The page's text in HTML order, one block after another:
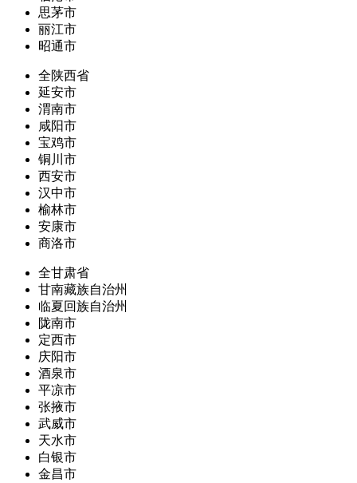
思茅市
丽江市
昭通市
全陕西省
延安市
渭南市
咸阳市
宝鸡市
铜川市
西安市
汉中市
榆林市
安康市
商洛市
全甘肃省
甘南藏族自治州
临夏回族自治州
陇南市
定西市
庆阳市
酒泉市
平凉市
张掖市
武威市
天水市
白银市
金昌市